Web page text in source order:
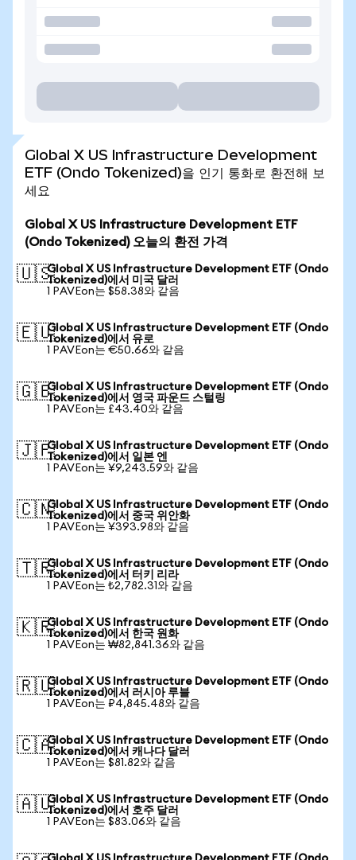
Global X US Infrastructure Development
ETF (Ondo Tokenized)을 인기 통화로 환전해 보
세요
Global X US Infrastructure Development ETF
(Ondo Tokenized) 오늘의 환전 가격
🇺🇸Global X US Infrastructure Development ETF (Ondo
Tokenized)에서 미국 달러
1 PAVEon는 $58.38와 같음
🇪🇺Global X US Infrastructure Development ETF (Ondo
Tokenized)에서 유로
1 PAVEon는 €50.66와 같음
🇬🇧Global X US Infrastructure Development ETF (Ondo
Tokenized)에서 영국 파운드 스털링
1 PAVEon는 £43.40와 같음
🇯🇵Global X US Infrastructure Development ETF (Ondo
Tokenized)에서 일본 엔
1 PAVEon는 ¥9,243.59와 같음
🇨🇳Global X US Infrastructure Development ETF (Ondo
Tokenized)에서 중국 위안화
1 PAVEon는 ¥393.98와 같음
🇹🇷Global X US Infrastructure Development ETF (Ondo
Tokenized)에서 터키 리라
1 PAVEon는 ₺2,782.31와 같음
🇰🇷Global X US Infrastructure Development ETF (Ondo
Tokenized)에서 한국 원화
1 PAVEon는 ₩82,841.36와 같음
🇷🇺Global X US Infrastructure Development ETF (Ondo
Tokenized)에서 러시아 루블
1 PAVEon는 ₽4,845.48와 같음
🇨🇦Global X US Infrastructure Development ETF (Ondo
Tokenized)에서 캐나다 달러
1 PAVEon는 $81.82와 같음
🇦🇺Global X US Infrastructure Development ETF (Ondo
Tokenized)에서 호주 달러
1 PAVEon는 $83.06와 같음